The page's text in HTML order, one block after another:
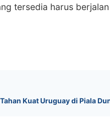
tersedia harus
Kuat Uruguay di Piala